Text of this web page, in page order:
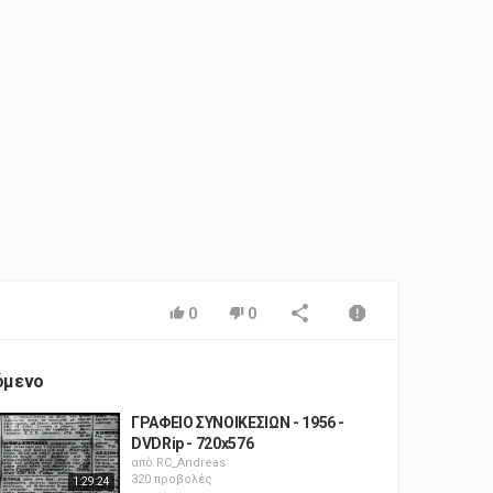
0 0
1:29:24
ΓΡΑΦΕΙΟ ΣΥΝΟΙΚΕΣΙΩΝ - 1956 -
DVDRip - 720x576
από RC_Andreas
320 προβολές